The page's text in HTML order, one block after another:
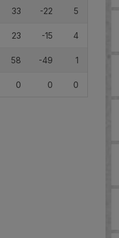
33 -22 5
23 -15 4
58 -49 1
0 0 0